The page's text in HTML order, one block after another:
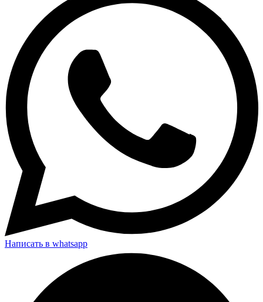
Написать в whatsapp